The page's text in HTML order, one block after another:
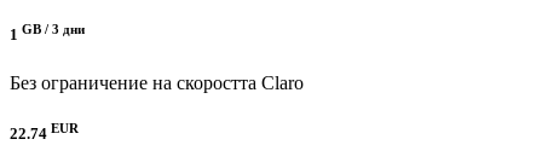
1 GB / 3 дни
Без ограничение на скоростта Claro
22.74 EUR